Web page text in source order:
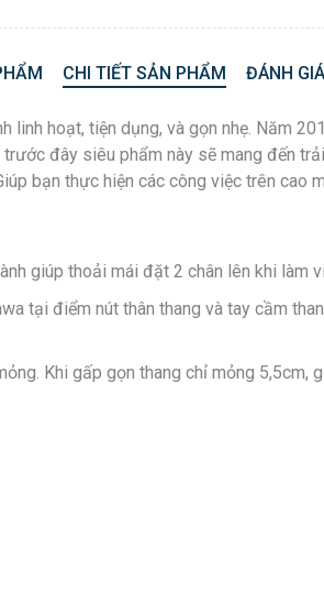
CHI TIẾT SẢN PHẨM ĐÁNH
hoạt, tiện dụng, và gọn nhẹ. Năm
đây siêu phẩm này sẽ mang đến
bạn thực hiện các công việc trên cao
giúp thoải mái đặt 2 chân lên khi làm
tại điểm nút thân thang và tay cầm
Khi gấp gọn thang chỉ mỏng